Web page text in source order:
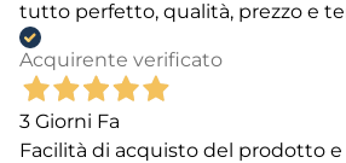
tutto perfetto, qualità, prezzo e
Acquirente verificato
3 Giorni Fa
Facilità di acquisto del prodotto